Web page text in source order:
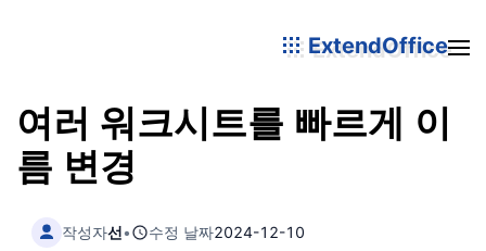
ExtendOffice
여러 워크시트를 빠르게 이
름 변경
작성자선• 수정 날짜2024-12-10